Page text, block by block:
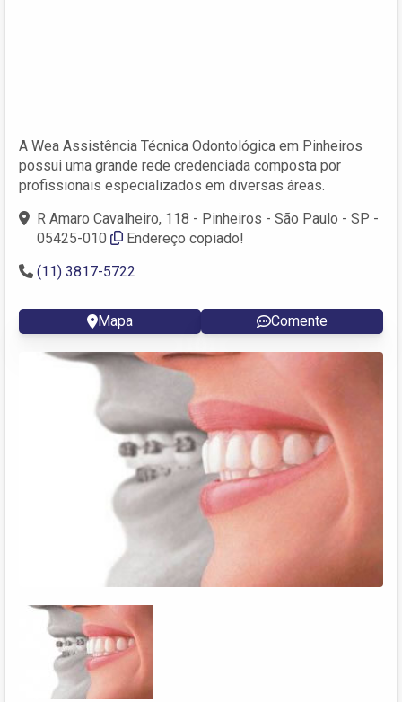
A Wea Assistência Técnica Odontológica em Pinheiros
possui uma grande rede credenciada composta por
profissionais especializados em diversas áreas.
R Amaro Cavalheiro, 118 - Pinheiros - São Paulo - SP -
05425-010
Endereço copiado!
(11) 3817-5722
Mapa Comente